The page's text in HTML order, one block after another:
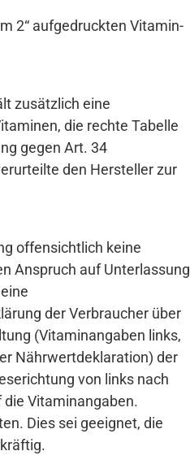
2“ aufgedruckten Vitamin-
zusätzlich eine
die rechte Tabelle
gegen Art. 34
den Hersteller zur
offensichtlich keine
Anspruch auf Unterlassung
der Verbraucher über
(Vitaminangaben links,
Nährwertdeklaration) der
von links nach
Vitaminangaben.
Dies sei geeignet, die